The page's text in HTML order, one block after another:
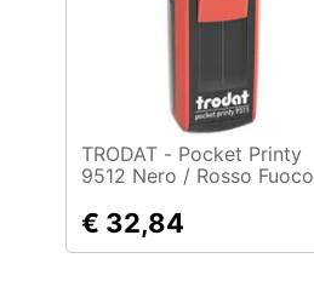
Libri, cd e dvd
Promozioni
TRODAT - Pocket Printy
9512 Nero / Rosso Fuoco
€ 32,84